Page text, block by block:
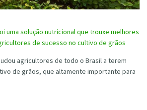
uma solução nutricional que trouxe melhores
de sucesso no cultivo de grãos
agricultores de todo o Brasil a terem
de grãos, que altamente importante para